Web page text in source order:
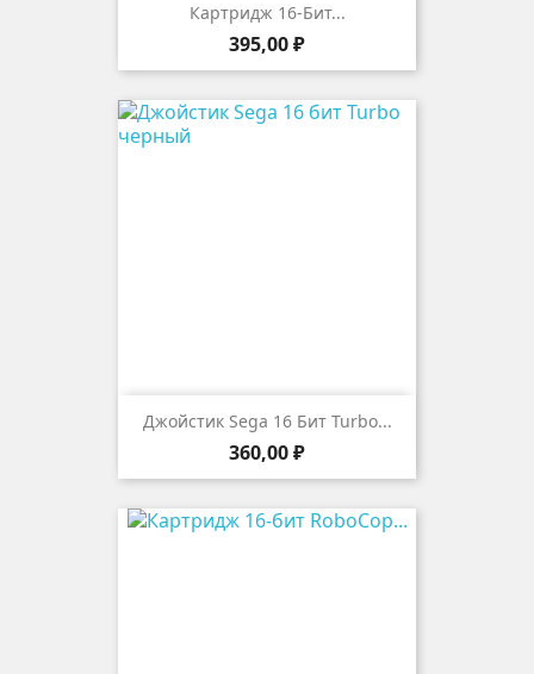
Картридж 16-Бит...
Цена
395,00 ₽
Джойстик Sega 16 Бит Turbo...
Цена
360,00 ₽